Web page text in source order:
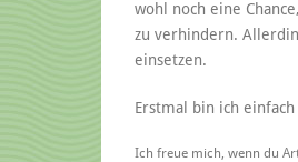
wohl noch eine
zu verhindern.
einsetzen.
Erstmal bin ich einfach
Ich freue mich, wenn du